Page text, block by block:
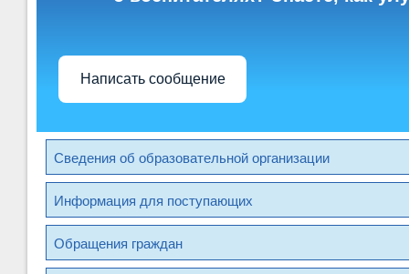
Написать сообщение
Сведения об образовательной организации
Информация для поступающих
Обращения граждан